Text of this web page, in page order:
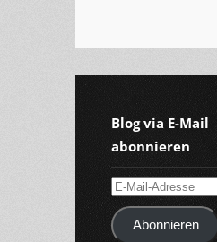
Blog via E-Mail
abonnieren
E-
Mail-
AdresseAbonnieren